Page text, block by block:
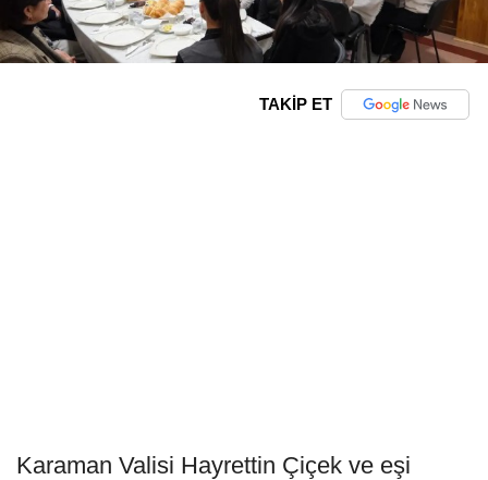
TAKİP ET
Karaman Valisi Hayrettin Çiçek ve eşi